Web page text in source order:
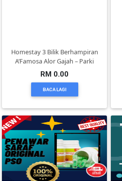
Homestay 3 Bilik Berhampiran
A’Famosa Alor Gajah – Parki
RM 0.00
BACA LAGI
SELECT
NEGERI
SELANGOR(37)
PAHANG(13)
KELANTAN(22)